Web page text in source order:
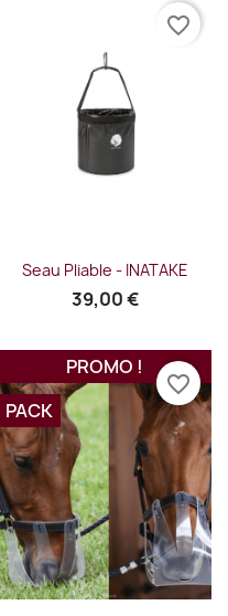
Seau Pliable - INATAKE
39,00 €
favorite_border
PROMO !
PACK
favorite_border